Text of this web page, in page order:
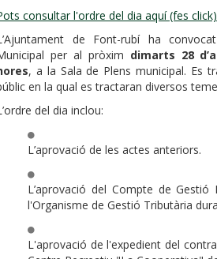
consultar l'ordre del dia aquí (fes click)
de Font-rubí ha
per al pròxim dimarts 28
, a la Sala de Plens municipal. Es
en la qual es tractaran diversos
del dia inclou:
L’aprovació de les actes anteriors.
L’aprovació del Compte de
l'Organisme de Gestió Tributària
L'aprovació de l'expedient del